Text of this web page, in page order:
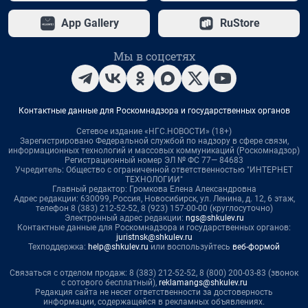
App Gallery RuStore
Мы в соцсетях
Контактные данные для Роскомнадзора и государственных органов
Сетевое издание «НГС.НОВОСТИ» (18+)
Зарегистрировано Федеральной службой по надзору в сфере связи,
информационных технологий и массовых коммуникаций (Роскомнадзор)
Регистрационный номер ЭЛ № ФС 77— 84683
Учредитель: Общество с ограниченной ответственностью "ИНТЕРНЕТ
ТЕХНОЛОГИИ"
Главный редактор: Громкова Елена Александровна
Адрес редакции: 630099, Россия, Новосибирск, ул. Ленина, д. 12, 6 этаж,
телефон 8 (383) 212-52-52, 8 (923) 157-00-00 (круглосуточно)
Электронный адрес редакции: ngs@shkulev.ru
Контактные данные для Роскомнадзора и государственных органов:
juristnsk@shkulev.ru
Техподдержка: help@shkulev.ru или воспользуйтесь веб-формой
Связаться с отделом продаж: 8 (383) 212-52-52, 8 (800) 200-03-83 (звонок
с сотового бесплатный), reklamangs@shkulev.ru
Редакция сайта не несет ответственности за достоверность
информации, содержащейся в рекламных объявлениях.